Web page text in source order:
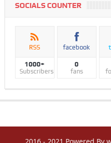
SOCIALS COUNTER
RSS
1000+
Subscribers
facebook
0
fans
2016 - 2021 Powered By